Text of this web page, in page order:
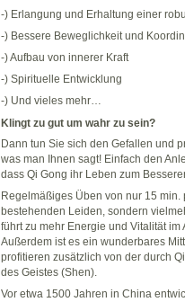
-) Erlangung und Erhaltung einer
-) Bessere Beweglichkeit und
-) Aufbau von innerer Kraft
-) Spirituelle Entwicklung
-) Und vieles mehr…
Klingt zu gut um wahr zu sein?
Dann tun Sie sich den Gefallen und
was man Ihnen sagt! Einfach den
dass Qi Gong ihr Leben zum
Regelmäßiges Üben von nur 15
bestehenden Leiden, sondern
führt zu mehr Energie und Vitalität
Außerdem ist es ein wunderbares
profitieren zusätzlich von der durch
des Geistes (Shen).
Vor etwa 1500 Jahren in China